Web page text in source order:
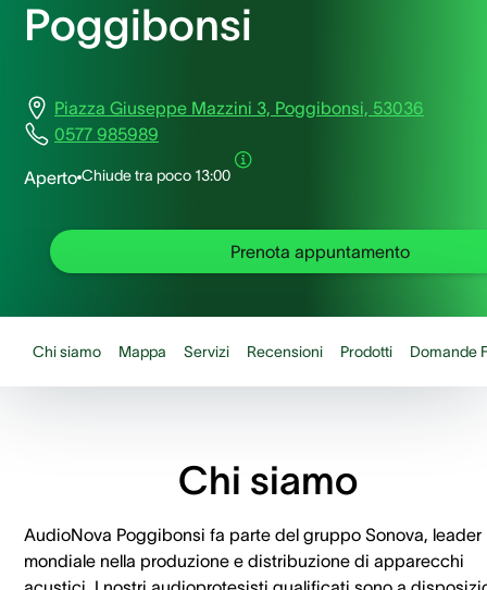
Poggibonsi
Piazza Giuseppe Mazzini 3, Poggibonsi, 53036
0577 985989
Aperto Chiude tra poco 13:00
Prenota appuntamento
Chi siamo Mappa Servizi Recensioni Prodotti Domande
Chi siamo
AudioNova Poggibonsi fa parte del gruppo Sonova, leader
mondiale nella produzione e distribuzione di apparecchi